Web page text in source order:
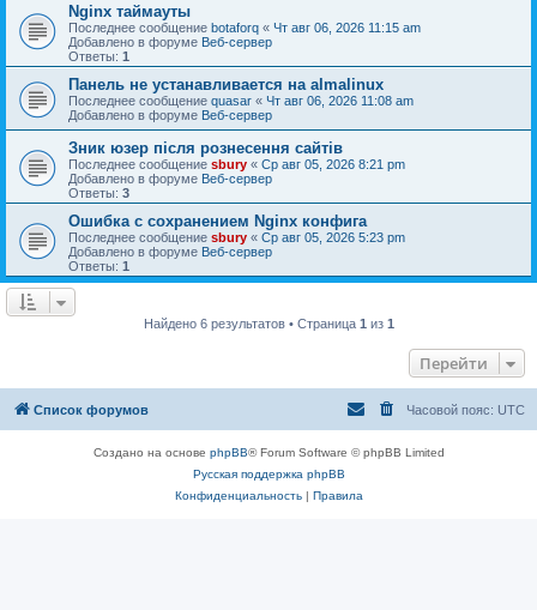
Nginx таймауты
Последнее сообщение botaforq « Чт авг 06, 2026 11:15 am
Добавлено в форуме Веб-сервер
Ответы: 1
Панель не устанавливается на almalinux
Последнее сообщение quasar « Чт авг 06, 2026 11:08 am
Добавлено в форуме Веб-сервер
Зник юзер після рознесення сайтів
Последнее сообщение sbury « Ср авг 05, 2026 8:21 pm
Добавлено в форуме Веб-сервер
Ответы: 3
Ошибка с сохранением Nginx конфига
Последнее сообщение sbury « Ср авг 05, 2026 5:23 pm
Добавлено в форуме Веб-сервер
Ответы: 1
Найдено 6 результатов • Страница 1 из 1
Перейти
Список форумов Часовой пояс: UTC
Создано на основе phpBB® Forum Software © phpBB Limited
Русская поддержка phpBB
Конфиденциальность| Правила